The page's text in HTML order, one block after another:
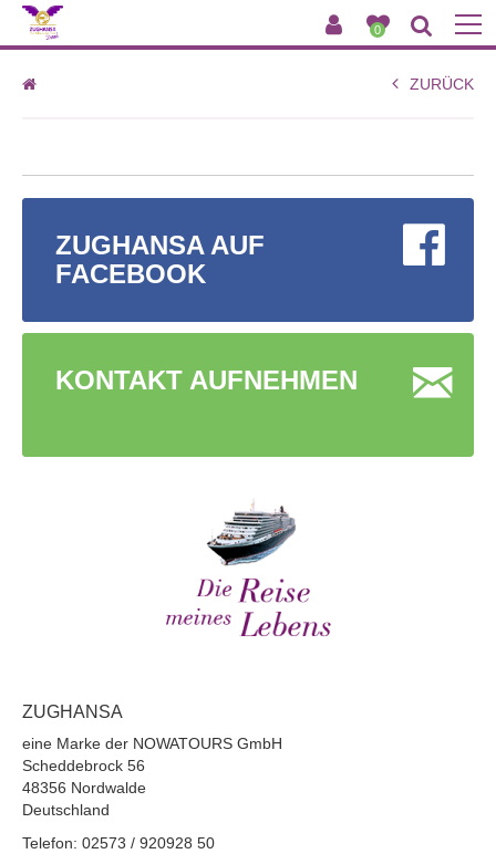
0
ZURÜCK
ZUGHANSA AUF
FACEBOOK
KONTAKT AUFNEHMEN
ZUGHANSA
eine Marke der NOWATOURS GmbH
Scheddebrock 56
48356 Nordwalde
Deutschland
Telefon: 02573 / 920928 50